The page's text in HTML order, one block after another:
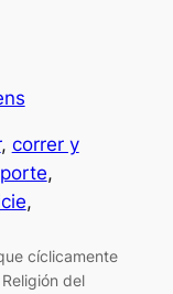
, correr y
cíclicamente
del